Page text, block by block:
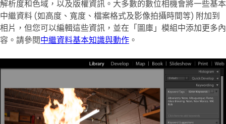
解析度和色域，以及版權資訊。大多數的數位相機會將一些基本
中繼資料 (如高度、寬度、檔案格式及影像拍攝時間等) 附加到
相片，但您可以編輯這些資訊，並在「圖庫」模組中添加更多內
容。請參閱中繼資料基本知識與動作 。